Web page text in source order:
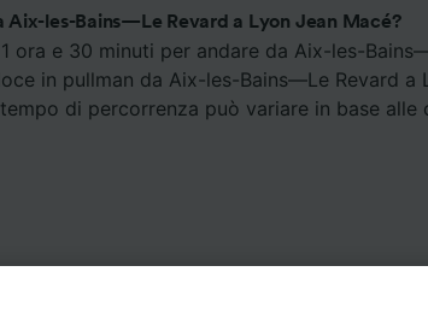
les-Bains—Le Revard a Lyon Jean Macé?
ora e 30 minuti per andare da Aix-les-
in pullman da Aix-les-Bains—Le Revard a
di percorrenza può variare in base alle